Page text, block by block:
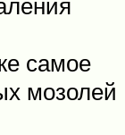
самое
мозолей